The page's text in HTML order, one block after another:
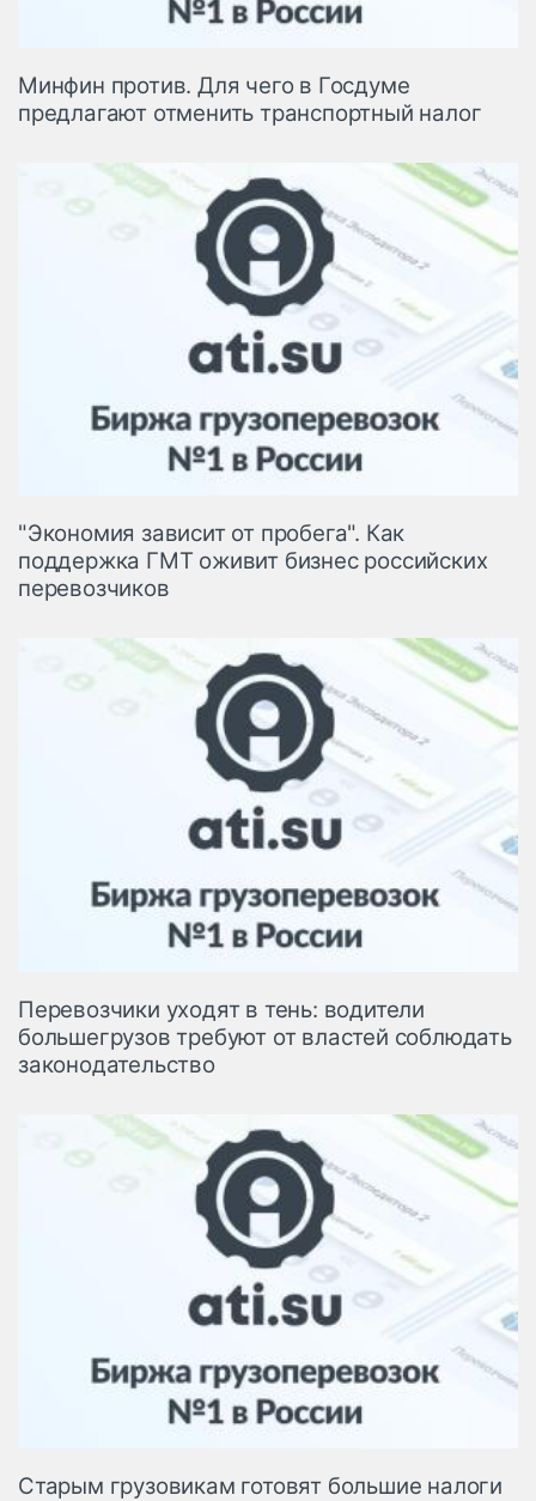
Минфин против. Для чего в Госдуме
предлагают отменить транспортный налог
"Экономия зависит от пробега". Как
поддержка ГМТ оживит бизнес российских
перевозчиков
Перевозчики уходят в тень: водители
большегрузов требуют от властей соблюдать
законодательство
Старым грузовикам готовят большие налоги